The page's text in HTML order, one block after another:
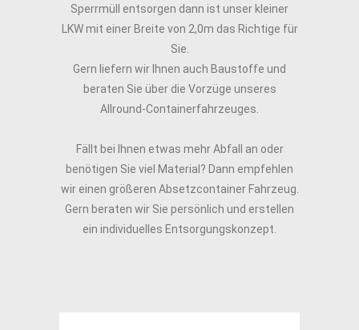
Sperrmüll entsorgen dann ist unser kleiner
LKW mit einer Breite von 2,0m das Richtige für
Sie.
Gern liefern wir Ihnen auch Baustoffe und
beraten Sie über die Vorzüge unseres
Allround-Containerfahrzeuges.
Fällt bei Ihnen etwas mehr Abfall an oder
benötigen Sie viel Material? Dann empfehlen
wir einen größeren Absetzcontainer Fahrzeug.
Gern beraten wir Sie persönlich und erstellen
ein individuelles Entsorgungskonzept.